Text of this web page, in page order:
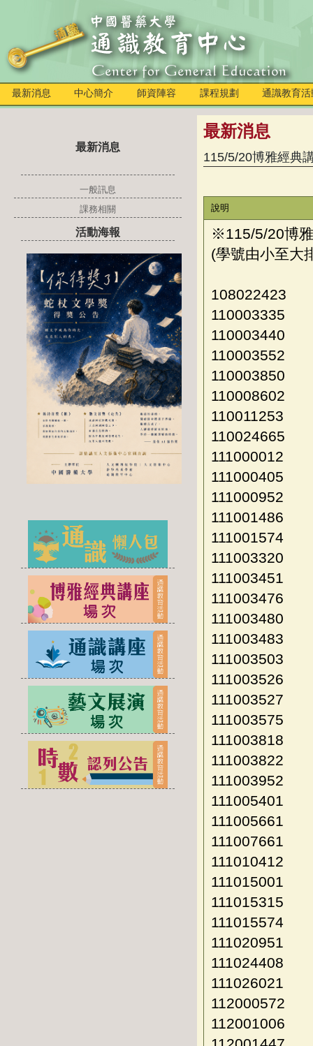
最新消息 中心簡介 師資陣容 課程規劃 通識教育活
最新消息
一般訊息
課務相關
活動海報
最新消息
115/5/20博雅經典
說明
※115/5/20博
(學號由小至大
108022423
110003335
110003440
110003552
110003850
110008602
110011253
110024665
111000012
111000405
111000952
111001486
111001574
111003320
111003451
111003476
111003480
111003483
111003503
111003526
111003527
111003575
111003818
111003822
111003952
111005401
111005661
111007661
111010412
111015001
111015315
111015574
111020951
111024408
111026021
112000572
112001006